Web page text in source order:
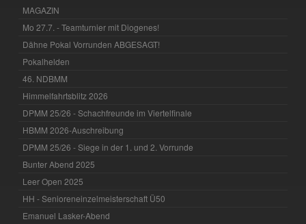
MAGAZIN
Mo 27.7. - Teamturnier mit Diogenes!
Dähne Pokal Vorrunden ABGESAGT!
Pokalhelden
46. NDBMM
Himmelfahrtsblitz 2026
DPMM 25/26 - Schachfreunde im Viertelfinale
HBMM 2026-Auschreibung
DPMM 25/26 - Siege in der 1. und 2. Vorrunde
Bunter Abend 2025
Leer Open 2025
HH - Senioreneinzelmeisterschaft Ü50
Emanuel Lasker-Abend